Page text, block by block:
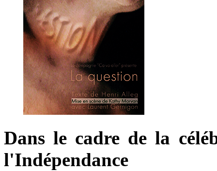
Dans le cadre de la
l'Indépendance